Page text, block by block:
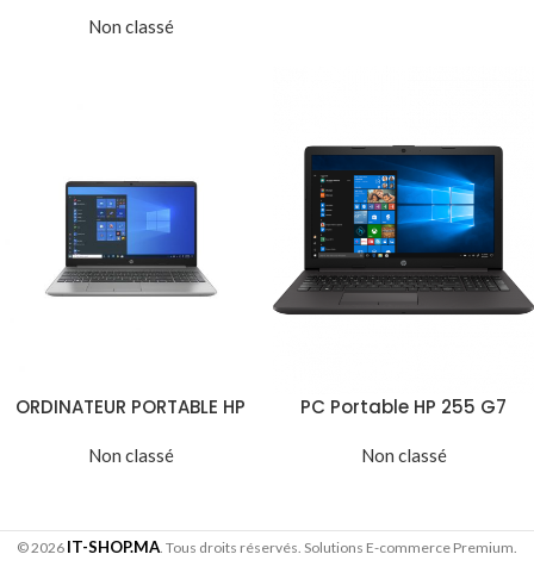
Non classé
ORDINATEUR PORTABLE HP
Non classé
PC Portable HP 255 G7
1To (197Y4ES)
Non classé
© 2026 IT-SHOP.MA. Tous droits réservés. Solutions E-commerce Premium.